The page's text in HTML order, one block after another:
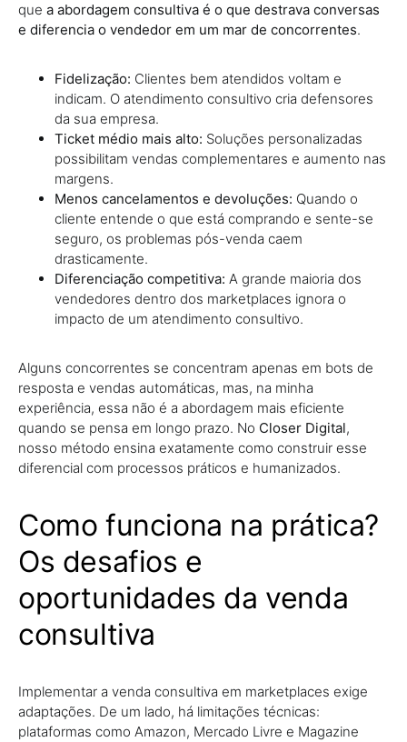
que a abordagem consultiva é o que destrava conversas
e diferencia o vendedor em um mar de concorrentes.
Fidelização: Clientes bem atendidos voltam e
indicam. O atendimento consultivo cria defensores
da sua empresa.
Ticket médio mais alto: Soluções personalizadas
possibilitam vendas complementares e aumento nas
margens.
Menos cancelamentos e devoluções: Quando o
cliente entende o que está comprando e sente-se
seguro, os problemas pós-venda caem
drasticamente.
Diferenciação competitiva: A grande maioria dos
vendedores dentro dos marketplaces ignora o
impacto de um atendimento consultivo.
Alguns concorrentes se concentram apenas em bots de
resposta e vendas automáticas, mas, na minha
experiência, essa não é a abordagem mais eficiente
quando se pensa em longo prazo. No Closer Digital,
nosso método ensina exatamente como construir esse
diferencial com processos práticos e humanizados.
Como funciona na prática?
Os desafios e
oportunidades da venda
consultiva
Implementar a venda consultiva em marketplaces exige
adaptações. De um lado, há limitações técnicas:
plataformas como Amazon, Mercado Livre e Magazine